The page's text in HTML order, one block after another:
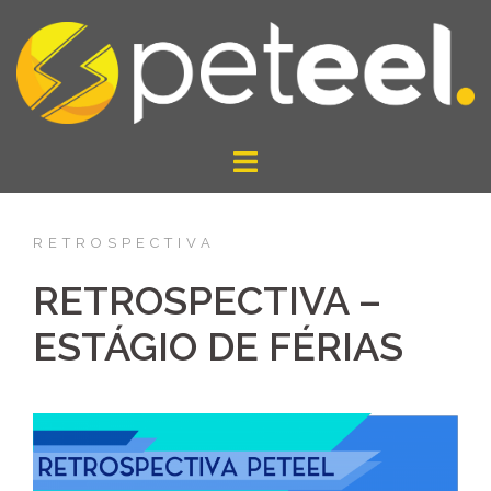
para
conteúdo
RETROSPECTIVA
RETROSPECTIVA –
ESTÁGIO DE FÉRIAS